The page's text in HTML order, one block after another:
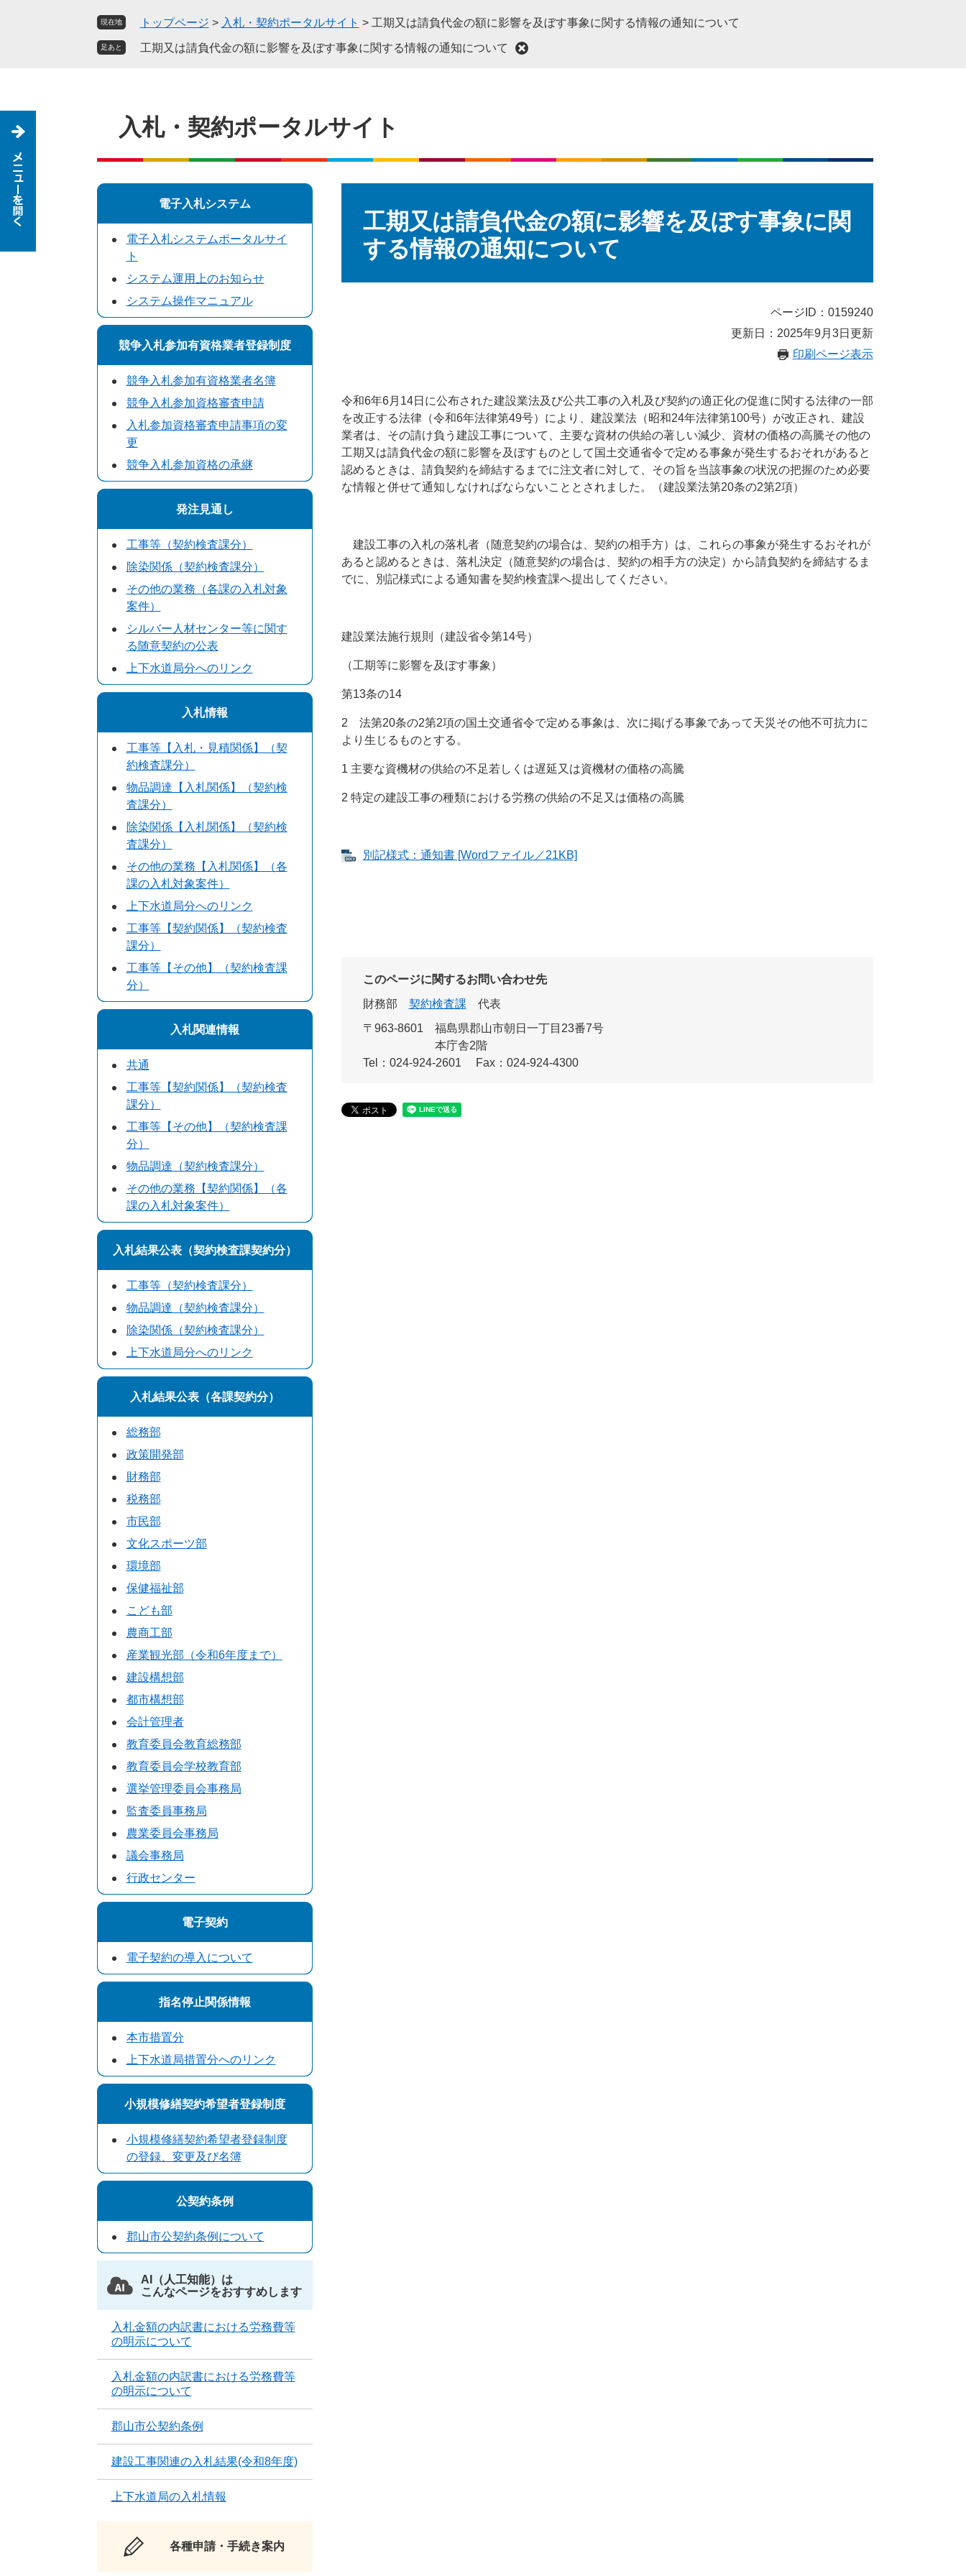
で
ば
現在地 トップページ > 入札・契約ポータルサイト > 工期又は請負代金の額に影響を及ぼす事象に関する情報の通知について
足あと 工期又は請負代金の額に影響を及ぼす事象に関する情報の通知について
入札・契約ポータルサイト
工期又は請負代金の額に影響を及ぼす事象に関
する情報の通知について
ページID：0159240
更新日：2025年9月3日更新
印刷ページ表示
令和6年6月14日に公布された建設業法及び公共工事の入札及び契約の適正化の促進に関する法律の一部
を改正する法律（令和6年法律第49号）により、建設業法（昭和24年法律第100号）が改正され、建設
業者は、その請け負う建設工事について、主要な資材の供給の著しい減少、資材の価格の高騰その他の
工期又は請負代金の額に影響を及ぼすものとして国土交通省令で定める事象が発生するおそれがあると
認めるときは、請負契約を締結するまでに注文者に対して、その旨を当該事象の状況の把握のため必要
な情報と併せて通知しなければならないこととされました。（建設業法第20条の2第2項）
建設工事の入札の落札者（随意契約の場合は、契約の相手方）は、これらの事象が発生するおそれが
あると認めるときは、落札決定（随意契約の場合は、契約の相手方の決定）から請負契約を締結するま
でに、別記様式による通知書を契約検査課へ提出してください。
建設業法施行規則（建設省令第14号）
（工期等に影響を及ぼす事象）
第13条の14
2 法第20条の2第2項の国土交通省令で定める事象は、次に掲げる事象であって天災その他不可抗力に
より生じるものとする。
1 主要な資機材の供給の不足若しくは遅延又は資機材の価格の高騰
2 特定の建設工事の種類における労務の供給の不足又は価格の高騰
別記様式：通知書 [Wordファイル／21KB]
このページに関するお問い合わせ先
財務部
契約検査課
代表
〒963-8601
福島県郡山市朝日一丁目23番7号
本庁舎2階
Tel：024-924-2601
Fax：024-924-4300
電子入札システム
電子入札システムポータルサイ
ト
システム運用上のお知らせ
システム操作マニュアル
競争入札参加有資格業者登録制度
競争入札参加有資格業者名簿
競争入札参加資格審査申請
入札参加資格審査申請事項の変
更
競争入札参加資格の承継
発注見通し
工事等（契約検査課分）
除染関係（契約検査課分）
その他の業務（各課の入札対象
案件）
シルバー人材センター等に関す
る随意契約の公表
上下水道局分へのリンク
入札情報
工事等【入札・見積関係】（契
約検査課分）
物品調達【入札関係】（契約検
査課分）
除染関係【入札関係】（契約検
査課分）
その他の業務【入札関係】（各
課の入札対象案件）
上下水道局分へのリンク
工事等【契約関係】（契約検査
課分）
工事等【その他】（契約検査課
分）
入札関連情報
共通
工事等【契約関係】（契約検査
課分）
工事等【その他】（契約検査課
分）
物品調達（契約検査課分）
その他の業務【契約関係】（各
課の入札対象案件）
入札結果公表（契約検査課契約分）
工事等（契約検査課分）
物品調達（契約検査課分）
除染関係（契約検査課分）
上下水道局分へのリンク
入札結果公表（各課契約分）
総務部
政策開発部
財務部
税務部
市民部
文化スポーツ部
環境部
保健福祉部
こども部
農商工部
産業観光部（令和6年度まで）
建設構想部
都市構想部
会計管理者
教育委員会教育総務部
教育委員会学校教育部
選挙管理委員会事務局
監査委員事務局
農業委員会事務局
議会事務局
行政センター
電子契約
電子契約の導入について
指名停止関係情報
本市措置分
上下水道局措置分へのリンク
小規模修繕契約希望者登録制度
小規模修繕契約希望者登録制度
の登録、変更及び名簿
公契約条例
郡山市公契約条例について
AI（人工知能）は
こんなページをおすすめします
入札金額の内訳書における労務費等
の明示について
入札金額の内訳書における労務費等
の明示について
郡山市公契約条例
建設工事関連の入札結果(令和8年度)
上下水道局の入札情報
各種申請・手続き案内